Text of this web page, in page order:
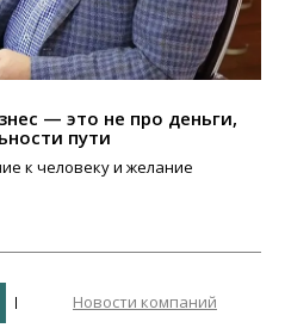
— это не про деньги,
пути
к человеку и желание
Новости компаний